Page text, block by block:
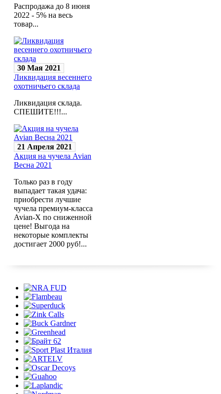
Распродажа до 8 июня
2022 - 5% на весь
товар...
30 Мая 2021
Ликвидация весеннего
охотничьего склада
Ликвидация склада.
СПЕШИТЕ!!!...
21 Апреля 2021
Акция на чучела Avian
Весна 2021
Только раз в году
выпадает такая удача:
приобрести лучшие
чучела премиум-класса
Avian-X по сниженной
цене! Выгода на
некоторые комплекты
достигает 2000 руб!...